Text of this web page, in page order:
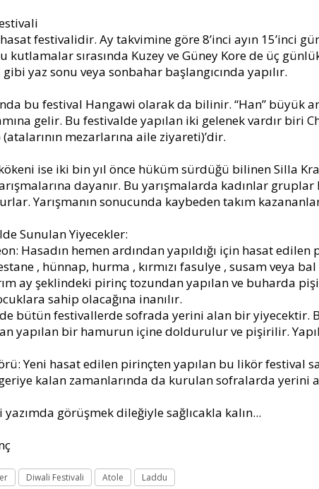
festivalidir. Ay takvimine göre 8’inci ayın 15’inci
kutlamalar sırasında Kuzey ve Güney Kore de üç
yaz sonu veya sonbahar başlangıcında yapılır.
bu festival Hangawi olarak da bilinir. “Han” büyük
gelir. Bu festivalde yapılan iki gelenek vardır biri
mezarlarına aile ziyareti)’dir.
ise iki bin yıl önce hüküm sürdüğü bilinen Silla
dayanır. Bu yarışmalarda kadınlar
Yarışmanın sonucunda kaybeden takım
Sunulan Yiyecekler:
Hasadın hemen ardından yapıldığı için hasat
, hünnap, hurma , kırmızı fasulye , susam veya
ay şeklindeki pirinç tozundan yapılan ve buharda
sahip olacağına inanılır.
bütün festivallerde sofrada yerini alan bir yiyecektir.
yapılan bir hamurun içine doldurulur ve pişirilir.
Yeni hasat edilen pirinçten yapılan bu likör festival
kalan zamanlarında da kurulan sofralarda yerini
görüşmek dileğiyle sağlıcakla kalın...
Diwali Festivali Atole Laddu